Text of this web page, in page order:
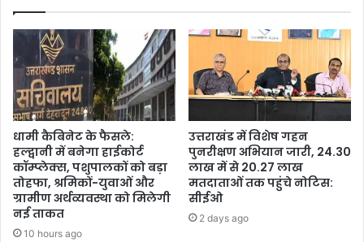
धामी कैबिनेट के फैसले:
हल्द्वानी में बनेगा हाईकोर्ट
कॉम्प्लेक्स, पशुपालकों को बड़ा
तोहफा, श्रमिकों-युवाओं और
ग्रामीण अर्थव्यवस्था को मिलेगी
नई ताकत
10 hours ago
उत्तराखंड में विशेष गहन
पुनरीक्षण अभियान जारी, 24.30
लाख में से 20.27 लाख
मतदाताओं तक पहुंचे नोटिस:
सीईओ
2 days ago